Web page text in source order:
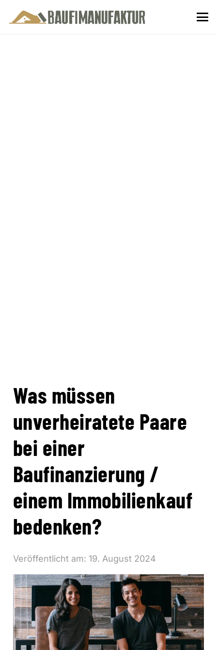
Was müssen
unverheiratete Paare
bei einer
Baufinanzierung /
einem Immobilienkauf
bedenken?
Veröffentlicht am: 19. August 2024